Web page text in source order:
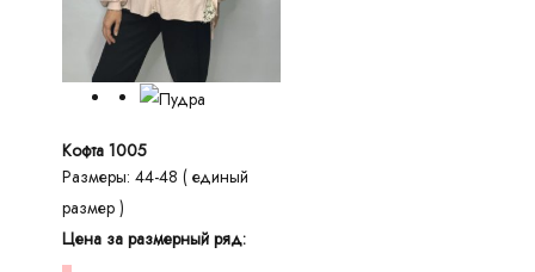
Кофта 1005
Размеры: 44-48 ( единый
размер )
Цена за размерный ряд: